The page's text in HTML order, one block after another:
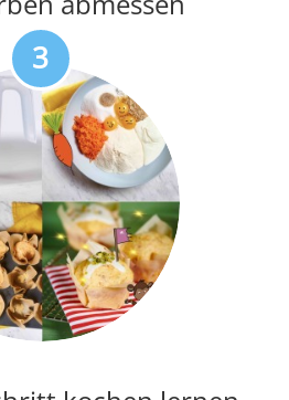
kochen lernen